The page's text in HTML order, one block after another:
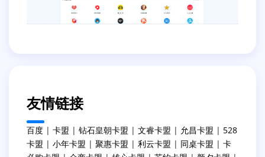
友情链接
百度 | 卡盟 | 钻石皇朝卡盟 | 文睿卡盟 | 允昌卡盟 | 528
卡盟 | 小年卡盟 | 聚惠卡盟 | 利云卡盟 | 同桌卡盟 | 卡